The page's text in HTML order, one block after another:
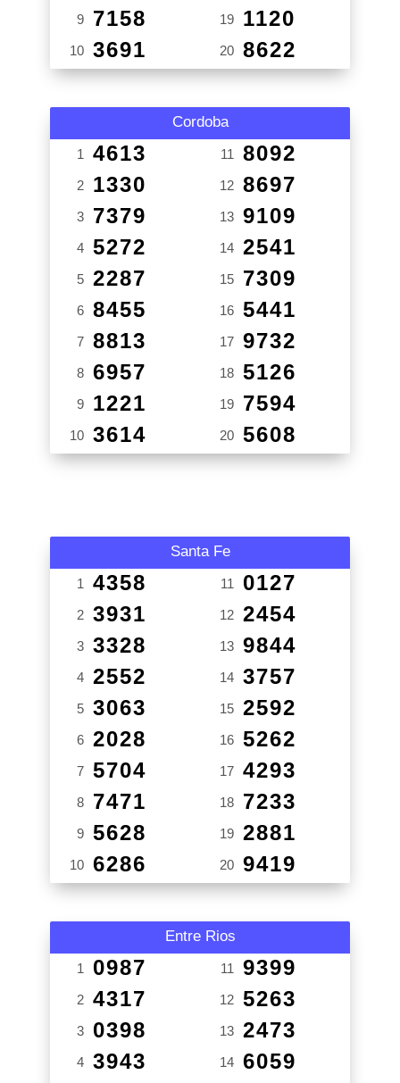
9 7158
10 3691
19 1120
20 8622
Cordoba
1 4613
2 1330
3 7379
4 5272
5 2287
6 8455
7 8813
8 6957
9 1221
10 3614
11 8092
12 8697
13 9109
14 2541
15 7309
16 5441
17 9732
18 5126
19 7594
20 5608
Santa Fe
1 4358
2 3931
3 3328
4 2552
5 3063
6 2028
7 5704
8 7471
9 5628
10 6286
11 0127
12 2454
13 9844
14 3757
15 2592
16 5262
17 4293
18 7233
19 2881
20 9419
Entre Rios
1 0987
2 4317
3 0398
4 3943
11 9399
12 5263
13 2473
14 6059